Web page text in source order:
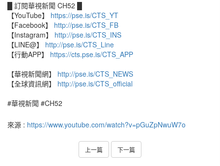
█ 訂閱華視新聞 CH52 █
【YouTube】 https://pse.is/CTS_YT
【Facebook】 http://pse.is/CTS_FB
【Instagram】 http://pse.is/CTS_INS
【LINE@】 http://pse.is/CTS_Line
【行動APP】 https://cts.pse.is/CTS_APP
【華視新聞網】 http://pse.is/CTS_NEWS
【全球資訊網】 http://pse.is/CTS_official
#華視新聞 #CH52
來源 : https://www.youtube.com/watch?v=pGuZpNwuW7o
上一篇 下一篇